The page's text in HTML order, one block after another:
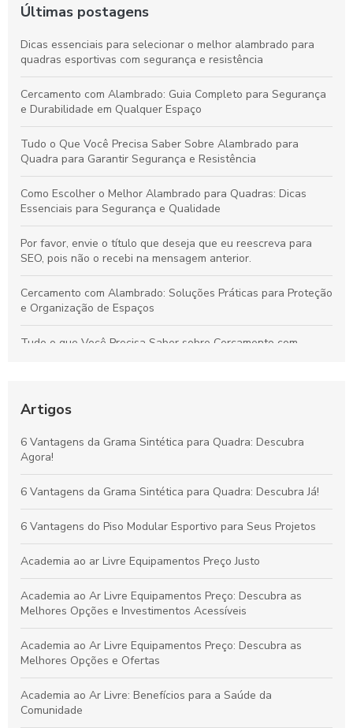
Últimas postagens
Dicas essenciais para selecionar o melhor alambrado para
quadras esportivas com segurança e resistência
Cercamento com Alambrado: Guia Completo para Segurança
e Durabilidade em Qualquer Espaço
Tudo o Que Você Precisa Saber Sobre Alambrado para
Quadra para Garantir Segurança e Resistência
Como Escolher o Melhor Alambrado para Quadras: Dicas
Essenciais para Segurança e Qualidade
Por favor, envie o título que deseja que eu reescreva para
SEO, pois não o recebi na mensagem anterior.
Cercamento com Alambrado: Soluções Práticas para Proteção
e Organização de Espaços
Tudo o que Você Precisa Saber sobre Cercamento com
Vantagens, Custos e Guia de Escolha
Vantagens da Grama Sintética para Quadras de Futebol
Society: Melhore o Desempenho e Conforto
Grama Decorativa: A Opção Prática e Elegante para Renovar
Qualquer Ambiente
Artigos
6 Vantagens da Grama Sintética para Quadra: Descubra
Agora!
6 Vantagens da Grama Sintética para Quadra: Descubra Já!
6 Vantagens do Piso Modular Esportivo para Seus Projetos
Academia ao ar Livre Equipamentos Preço Justo
Academia ao Ar Livre Equipamentos Preço: Descubra as
Melhores Opções e Investimentos Acessíveis
Academia ao Ar Livre Equipamentos Preço: Descubra as
Melhores Opções e Ofertas
Academia ao Ar Livre: Benefícios para a Saúde da
Comunidade